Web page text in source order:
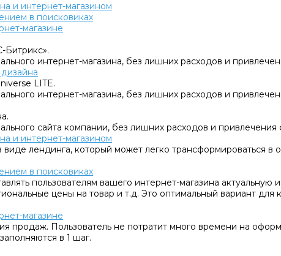
и интернет-магазином
в поисковиках
магазине
Битрикс».
интернет-магазина, без лишних расходов и
LITE.
интернет-магазина, без лишних расходов и
сайта компании, без лишних расходов и привлечения
и интернет-магазином
виде лендинга, который может легко трансформироваться
в поисковиках
пользователям вашего интернет-магазина
цены на товар и т.д. Это оптимальный вариант для
магазине
продаж. Пользователь не потратит много времени на
в 1 шаг.